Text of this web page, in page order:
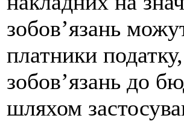
зобов’язань
платники
зобов’язань до
шляхом